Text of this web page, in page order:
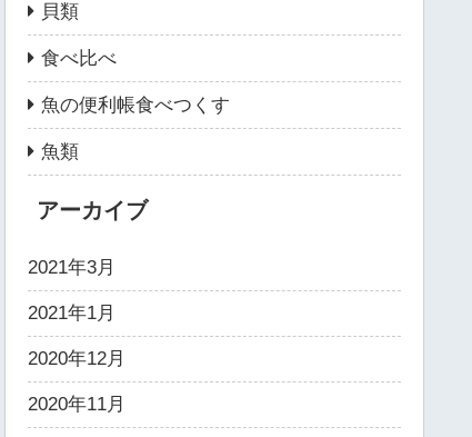
貝類
食べ比べ
魚の便利帳食べつくす
魚類
アーカイブ
2021年3月
2021年1月
2020年12月
2020年11月